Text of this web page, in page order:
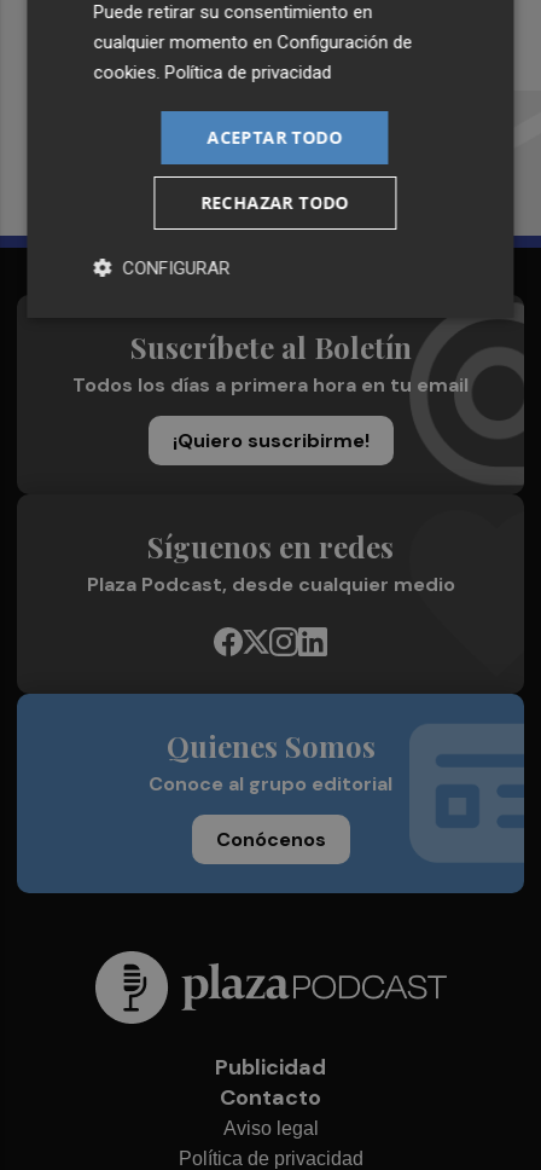
Recibe toda la actualidad de
Plaza Podcast en tu correo
Quiero suscribirme
Suscríbete al Boletín
Todos los días a primera hora en tu email
¡Quiero suscribirme!
Síguenos en redes
Plaza Podcast, desde cualquier medio
Quienes Somos
Conoce al grupo editorial
Conócenos
Publicidad
Contacto
Aviso legal
Política de privacidad
Puede retirar su consentimiento en
cualquier momento enConfiguración de
cookies.Política de privacidad
ACEPTAR TODO
RECHAZAR TODO
CONFIGURAR